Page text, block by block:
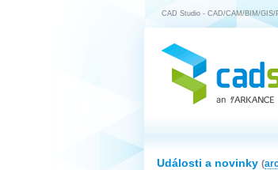
CAD Studio - CAD/CAM/BIM/GIS/
Události a novinky (